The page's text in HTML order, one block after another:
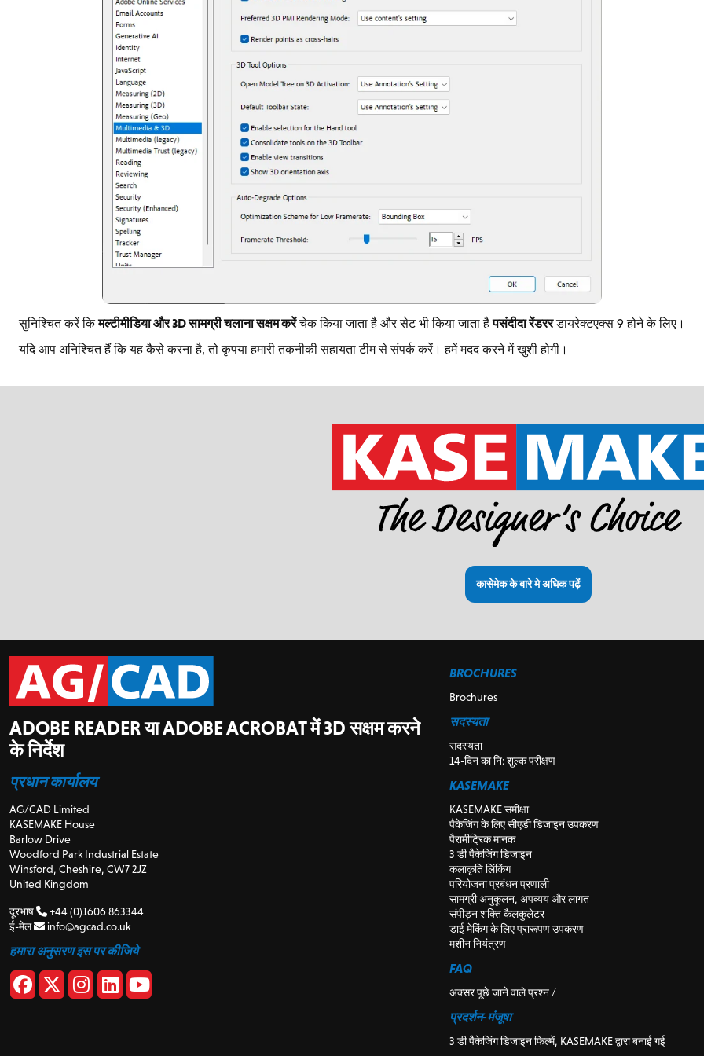
सुनिश्चित करें किमल्टीमीडिया और 3D सामग्री चलाना सक्षम करेंचेक किया जाता है और सेट भी किया जाता हैपसंदीदा रेंडररडायरेक्टएक्स 9 होने के लिए।
यदि आप अनिश्चित हैं कि यह कैसे करना है, तो कृपया हमारी तकनीकी सहायता टीम से संपर्क करें। हमें मदद करने में खुशी होगी।
कासेमेक के बारे मे अधिक पढ़ें
ADOBE READER या ADOBE ACROBAT में 3D सक्षम करने
के निर्देश
प्रधान कार्यालय
AG/CAD Limited
KASEMAKE House
Barlow Drive
Woodford Park Industrial Estate
Winsford, Cheshire, CW7 2JZ
United Kingdom
दूरभाष
+44 (0)1606 863344
ई-मेल
info@agcad.co.uk
हमारा अनुसरण इस पर कीजिये
BROCHURES
Brochures
सदस्यता
सदस्यता
14-दिन का नि: शुल्क परीक्षण
KASEMAKE
KASEMAKE समीक्षा
पैकेजिंग के लिए सीएडी डिजाइन उपकरण
पैरामीट्रिक मानक
3 डी पैकेजिंग डिजाइन
कलाकृति लिंकिंग
परियोजना प्रबंधन प्रणाली
सामग्री अनुकूलन, अपव्यय और लागत
संपीड़न शक्ति कैलकुलेटर
डाई मेकिंग के लिए प्रारूपण उपकरण
मशीन नियंत्रण
FAQ
अक्सर पूछे जाने वाले प्रश्न /
प्रदर्शन-मंजूषा
3 डी पैकेजिंग डिजाइन फिल्में, KASEMAKE द्वारा बनाई गई